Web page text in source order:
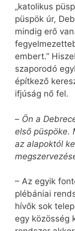
„katolikus
püspök úr,
mindig erő
embert.”
szaporodó
építkező
ifjúság nő fel.
– Ön a
első püspöke.
az alapoktól
– Az egyik
plébániai
hívők sok
egy közösség